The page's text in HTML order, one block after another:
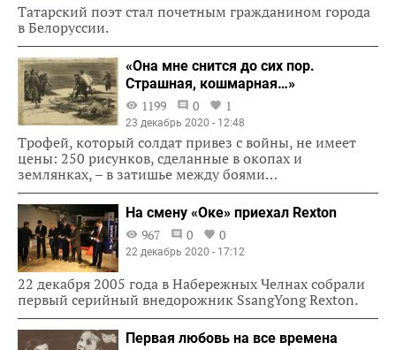
Татарский поэт стал почетным гражданином города
в Белоруссии.
«Она мне снится до сих пор.
Страшная, кошмарная…»
1199
0 1
23 декабрь 2020 - 12:48
Трофей, который солдат привез с войны, не имеет
цены: 250 рисунков, сделанные в окопах и
землянках, – в затишье между боями…
На смену «Оке» приехал Rexton
967
0 0
22 декабрь 2020 - 17:12
22 декабря 2005 года в Набережных Челнах собрали
первый серийный внедорожник SsangYong Rexton.
Первая любовь на все времена